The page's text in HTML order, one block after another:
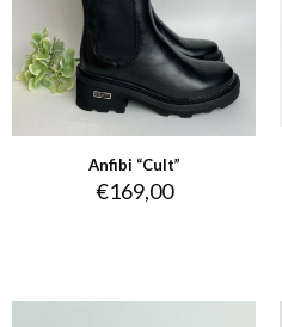
Anfibi “Cult”
€169,00